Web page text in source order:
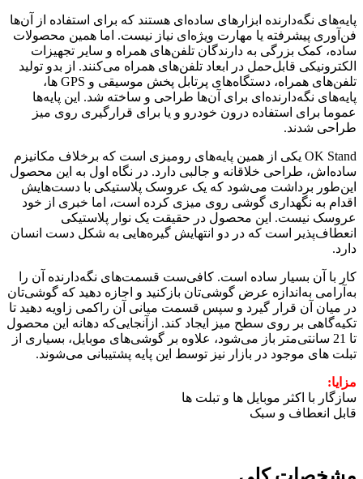
پایه‌های نگه‌دارنده ابزارهای ساده‌ای هستند که برای استفاده از آن‌ها
فن‌آوری پیشرفته یا مهارت ویژه‌ای نیاز نیست. اما همین محصولات
ساده، کمک بزرگی به دارندگان تلفن‌های همراه و سایر تجهیزات
الکترونیکی قابل‌حمل در ابعاد تلفن‌های همراه می‌کنند. از بدو تولید
تلفن‌های همراه، دستگاه‌های پرتابل پخش موسیقی و GPS ها،
پایه‌های نگه‌دارنده‌ای برای آن‌ها طراحی و ساخته شد. این پایه‌ها
عموما برای استفاده درون خودرو و یا برای قرارگیری روی میز
طراحی شدند.
OK Stand یکی از همین پایه‌های رومیزی است که برخلاف مکانیزم
ساده‌اش، طراحی خلاقانه و جالبی دارد. در نگاه اول به این محصول
این‌طور برداشت می‌شود که یک عروسک پلاستیکی با دست‌هایش
اقدام به نگهداری گوشی روی میزی کرده است، اما خبری از خود
عروسک نیست. این محصول در حقیقت یک نوار پلاستیکی
انعطاف‌پذیر است که در دو انتهایش گیره‌هایی به شکل دست انسان
دارد.
کار با آن بسیار ساده است. کافی‌ست قسمت‌های نگه‌دارنده آن را
به‌آرامی به‌اندازه عرض گوشی‌تان بازکنید و اجازه دهید که گوشی‌تان
در میان آن قرار گیرد و سپس قسمت میانی آن راکمی زاویه دهید تا
تکیه‌گاهی بر روی سطح میز ایجاد کند. ازآنجایی‌که دهانه این محصول
تا 21 سانتی‌متر باز می‌شود، علاوه بر گوشی‌های موبایل، بسیاری از
تبلت های موجود در بازار نیز توسط این پایه پشتیبانی می‌شوند.
مزایا:
سازگار با اکثر موبایل ها و تبلت ها
قابل انعطاف و سبک